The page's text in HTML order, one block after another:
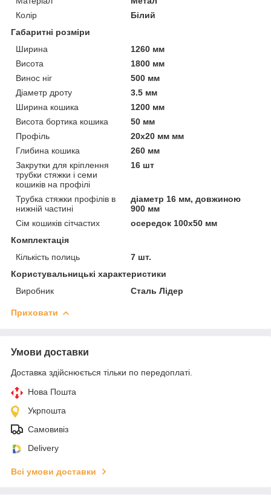
Колір
Білий
Габаритні розміри
Ширина
1260 мм
Висота
1800 мм
Винос ніг
500 мм
Діаметр дроту
3.5 мм
Ширина кошика
1200 мм
Висота бортика кошика
50 мм
Профіль
20х20 мм мм
Глибина кошика
260 мм
Закрутки для кріплення
трубки стяжки і семи
кошиків на профілі
16 шт
Трубка стяжки профілів в
нижній частині
діаметр 16 мм, довжиною
900 мм
Сім кошиків сітчастих
осередок 100х50 мм
Комплектація
Кількість полиць
7 шт.
Користувальницькі характеристики
Виробник
Сталь Лідер
Приховати
Умови доставки
Доставка здійснюється тільки по передоплаті.
Нова Пошта
Укрпошта
Самовивіз
Delivery
Всі умови доставки